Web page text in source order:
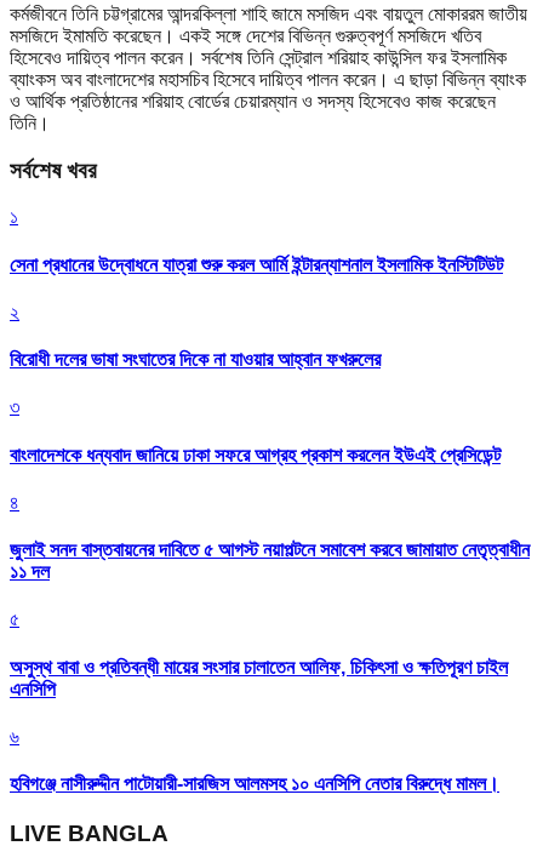
কর্মজীবনে তিনি চট্টগ্রামের আন্দরকিল্লা শাহি জামে মসজিদ এবং বায়তুল মোকাররম জাতীয়
মসজিদে ইমামতি করেছেন। একই সঙ্গে দেশের বিভিন্ন গুরুত্বপূর্ণ মসজিদে খতিব
হিসেবেও দায়িত্ব পালন করেন। সর্বশেষ তিনি সেন্ট্রাল শরিয়াহ কাউন্সিল ফর ইসলামিক
ব্যাংকস অব বাংলাদেশের মহাসচিব হিসেবে দায়িত্ব পালন করেন। এ ছাড়া বিভিন্ন ব্যাংক
ও আর্থিক প্রতিষ্ঠানের শরিয়াহ বোর্ডের চেয়ারম্যান ও সদস্য হিসেবেও কাজ করেছেন
তিনি।
সর্বশেষ খবর
১
সেনা প্রধানের উদ্বোধনে যাত্রা শুরু করল আর্মি ইন্টারন্যাশনাল ইসলামিক ইনস্টিটিউট
২
বিরোধী দলের ভাষা সংঘাতের দিকে না যাওয়ার আহ্বান ফখরুলের
৩
বাংলাদেশকে ধন্যবাদ জানিয়ে ঢাকা সফরে আগ্রহ প্রকাশ করলেন ইউএই প্রেসিডেন্ট
৪
জুলাই সনদ বাস্তবায়নের দাবিতে ৫ আগস্ট নয়াপল্টনে সমাবেশ করবে জামায়াত নেতৃত্বাধীন
১১ দল
৫
অসুস্থ বাবা ও প্রতিবন্ধী মায়ের সংসার চালাতেন আলিফ, চিকিৎসা ও ক্ষতিপূরণ চাইল
এনসিপি
৬
হবিগঞ্জে নাসীরুদ্দীন পাটোয়ারী-সারজিস আলমসহ ১০ এনসিপি নেতার বিরুদ্ধে মামল।
LIVE BANGLA